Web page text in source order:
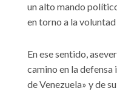
un alto mando
en torno a la
En ese sentido,
camino en la
de Venezuela» y de